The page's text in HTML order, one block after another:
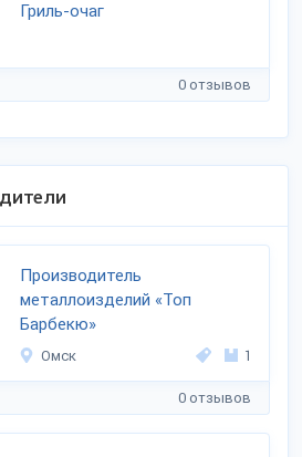
Гриль-очаг
0 отзывов
Производитель
металлоизделий «Топ
Барбекю»
Омск 1
0 отзывов